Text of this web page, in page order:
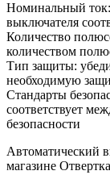
Номинальный
выключателя
Количество
количеством
Тип защиты:
необходимую
Стандарты
соответствует
безопасности
Автоматический
магазине